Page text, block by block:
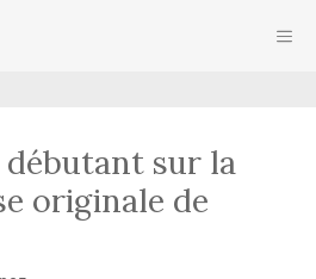
sur la
originale de